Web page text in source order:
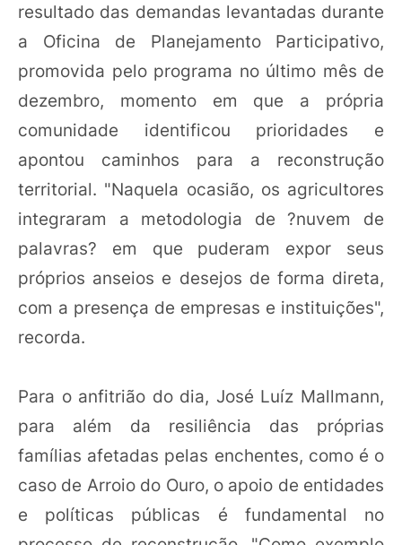
resultado das demandas levantadas durante
a Oficina de Planejamento Participativo,
promovida pelo programa no último mês de
dezembro, momento em que a própria
comunidade identificou prioridades e
apontou caminhos para a reconstrução
territorial. "Naquela ocasião, os agricultores
integraram a metodologia de ?nuvem de
palavras? em que puderam expor seus
próprios anseios e desejos de forma direta,
com a presença de empresas e instituições",
recorda.
Para o anfitrião do dia, José Luíz Mallmann,
para além da resiliência das próprias
famílias afetadas pelas enchentes, como é o
caso de Arroio do Ouro, o apoio de entidades
e políticas públicas é fundamental no